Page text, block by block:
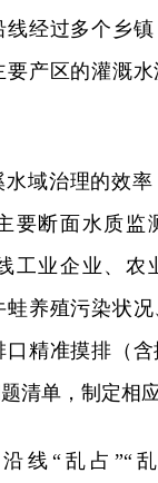
经过多个乡
产区的灌溉
水域治理的效
要断面水质监
工业企业、农
养殖污染状
口精准摸排（
清单，制定相
线“乱占”“